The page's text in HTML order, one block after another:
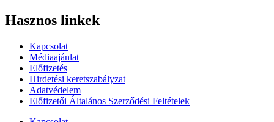
Hasznos linkek
Kapcsolat
Médiaajánlat
Előfizetés
Hirdetési keretszabályzat
Adatvédelem
Előfizetői Általános Szerződési Feltételek